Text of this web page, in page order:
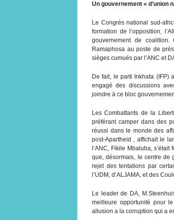
Un gouvernement « d’union
Le Congrès national sud-
formation de l’opposition,
gouvernement de
Ramaphosa au poste de
sièges cumués par l’ANC et
De fait, le parti Inkhata (IFP)
engagé des discussions
joindre à ce bloc
Les Combattants de la
préférant camper dans des
réussi dans le monde des
post-Apartheid , affichait le
l’ANC, Fikile Mbaluba,
que, désormais, le centre de
rejet des tentations par
l’UDM, d’ALJAMA, et des
Le leader de DA,
meilleure opportunité pour
allusion a la corruption qui a